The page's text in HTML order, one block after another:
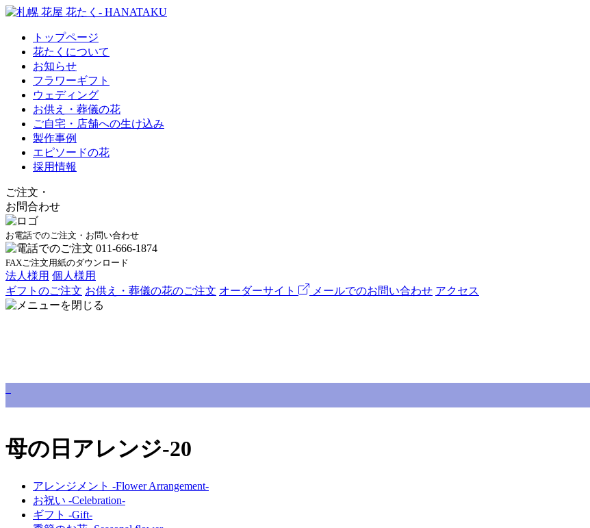
トップページ
花たくについて
お知らせ
フラワーギフト
ウェディング
お供え・葬儀の花
ご自宅・店舗への生け込み
製作事例
エピソードの花
採用情報
ご注文 ・
お問合わせ
お電話でのご注文・お問い合わせ
FAXご注文用紙のダウンロード
法人様用 個人様用
ギフトのご注文 お供え・葬儀の花のご注文 オーダーサイト メールでのお問い合わせ アクセス
母の日アレンジ-20
アレンジメント -Flower Arrangement-
お祝い -Celebration-
ギフト -Gift-